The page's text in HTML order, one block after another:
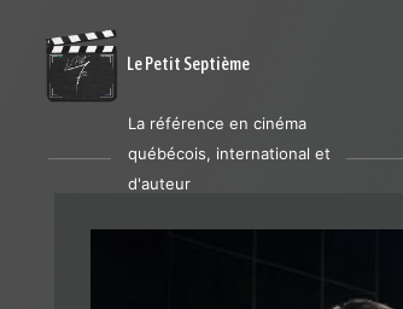
Le Petit Septième
La référence en cinéma
québécois, international et
d'auteur